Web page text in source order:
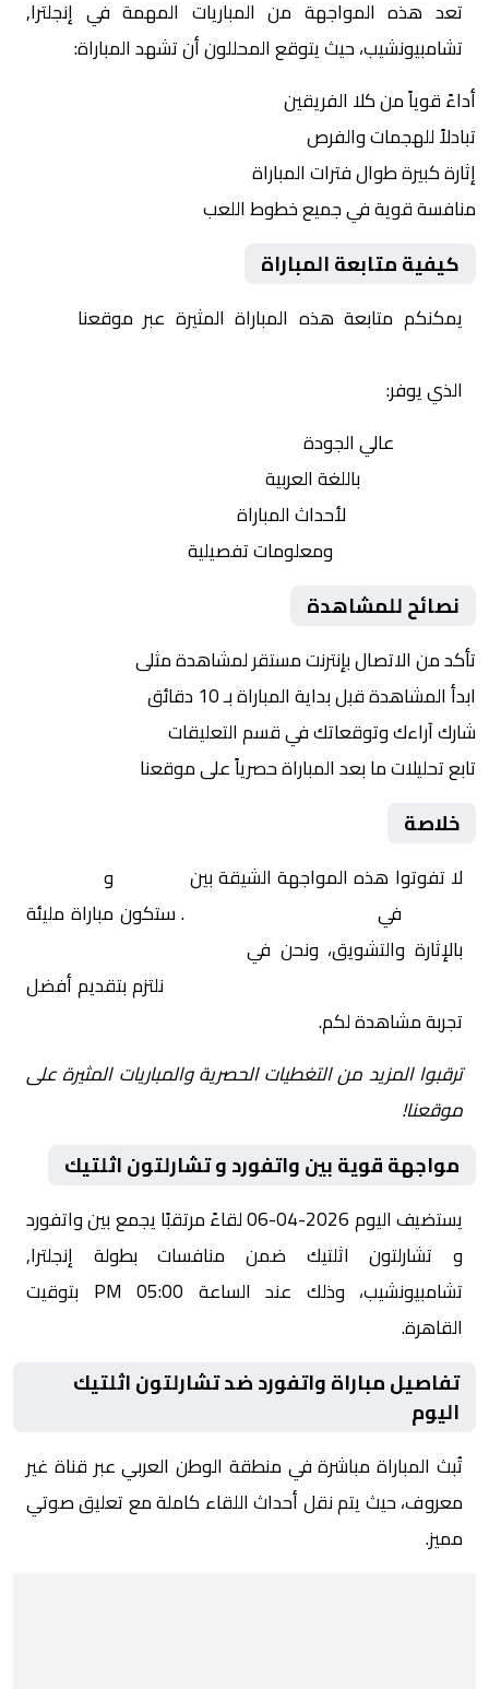
تعد هذه المواجهة من المباريات المهمة في إنجلترا,
تشامبيونشيب، حيث يتوقع المحللون أن تشهد المباراة:
أداءً قوياً من كلا الفريقين
تبادلاً للهجمات والفرص
إثارة كبيرة طوال فترات المباراة
منافسة قوية في جميع خطوط اللعب
كيفية متابعة المباراة
يمكنكم متابعة هذه المباراة المثيرة عبر موقعنا
الذي يوفر:
عالي الجودة
باللغة العربية
لأحداث المباراة
ومعلومات تفصيلية
نصائح للمشاهدة
تأكد من الاتصال بإنترنت مستقر لمشاهدة مثلى
ابدأ المشاهدة قبل بداية المباراة بـ 10 دقائق
شارك آراءك وتوقعاتك في قسم التعليقات
تابع تحليلات ما بعد المباراة حصرياً على موقعنا
خلاصة
لا تفوتوا هذه المواجهة الشيقة بين و
في
. ستكون مباراة مليئة
بالإثارة والتشويق، ونحن في
نلتزم بتقديم أفضل
تجربة مشاهدة لكم.
ترقبوا المزيد من التغطيات الحصرية والمباريات المثيرة على
موقعنا!
مواجهة قوية بين واتفورد و تشارلتون اثلتيك
يستضيف اليوم 2026-04-06 لقاءً مرتقبًا يجمع بين واتفورد
و تشارلتون اثلتيك ضمن منافسات بطولة إنجلترا,
تشامبيونشيب، وذلك عند الساعة 05:00 PM بتوقيت
القاهرة.
تفاصيل مباراة واتفورد ضد تشارلتون اثلتيك
اليوم
تُبث المباراة مباشرة في منطقة الوطن العربي عبر قناة غير
معروف، حيث يتم نقل أحداث اللقاء كاملة مع تعليق صوتي
مميز.